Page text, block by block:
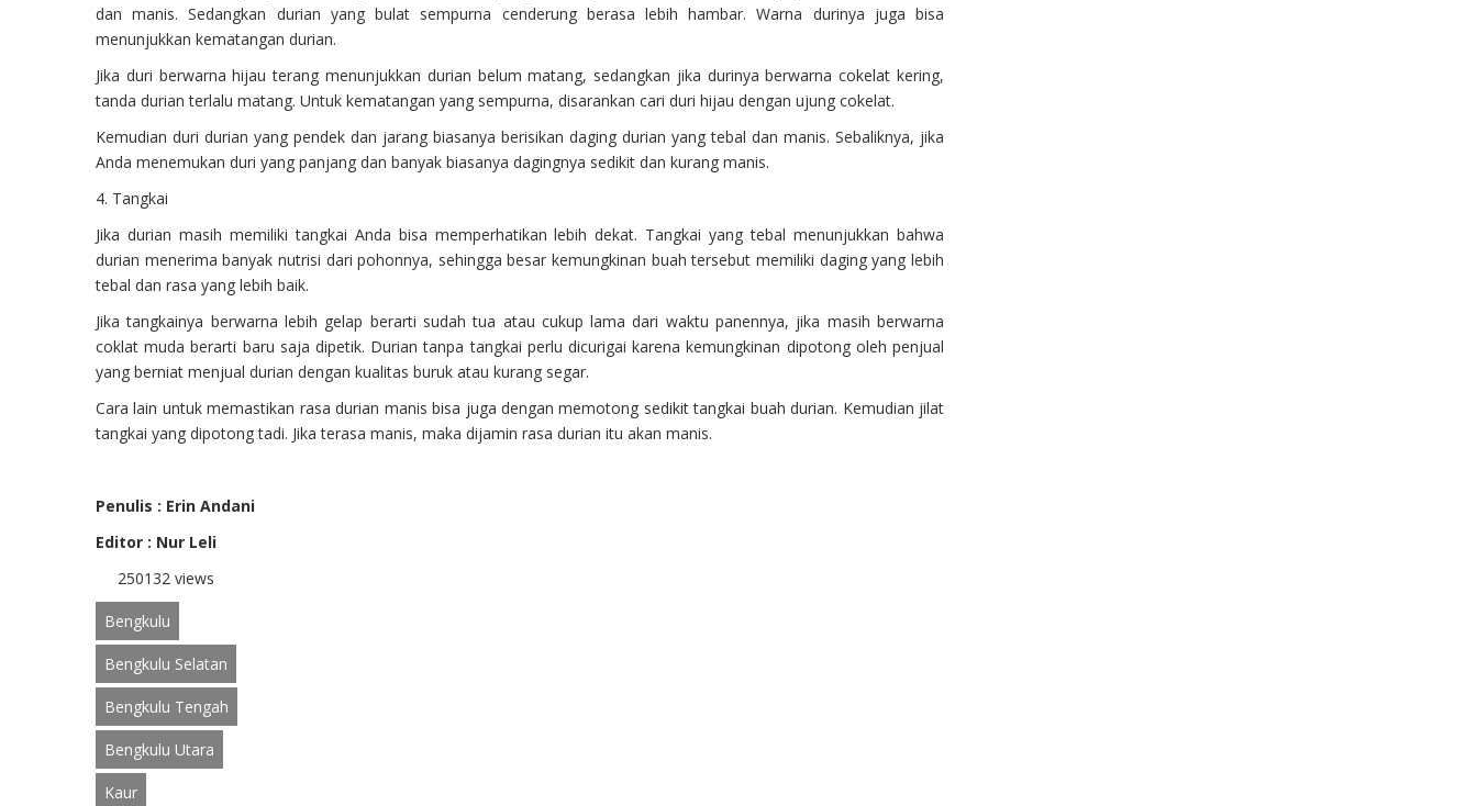
dan manis. Sedangkan durian yang bulat sempurna cenderung berasa lebih hambar. Warna durinya juga bisa
menunjukkan kematangan durian.
Jika duri berwarna hijau terang menunjukkan durian belum matang, sedangkan jika durinya berwarna cokelat kering,
tanda durian terlalu matang. Untuk kematangan yang sempurna, disarankan cari duri hijau dengan ujung cokelat.
Kemudian duri durian yang pendek dan jarang biasanya berisikan daging durian yang tebal dan manis. Sebaliknya, jika
Anda menemukan duri yang panjang dan banyak biasanya dagingnya sedikit dan kurang manis.
4. Tangkai
Jika durian masih memiliki tangkai Anda bisa memperhatikan lebih dekat. Tangkai yang tebal menunjukkan bahwa
durian menerima banyak nutrisi dari pohonnya, sehingga besar kemungkinan buah tersebut memiliki daging yang lebih
tebal dan rasa yang lebih baik.
Jika tangkainya berwarna lebih gelap berarti sudah tua atau cukup lama dari waktu panennya, jika masih berwarna
coklat muda berarti baru saja dipetik. Durian tanpa tangkai perlu dicurigai karena kemungkinan dipotong oleh penjual
yang berniat menjual durian dengan kualitas buruk atau kurang segar.
Cara lain untuk memastikan rasa durian manis bisa juga dengan memotong sedikit tangkai buah durian. Kemudian jilat
tangkai yang dipotong tadi. Jika terasa manis, maka dijamin rasa durian itu akan manis.
Penulis : Erin Andani
Editor : Nur Leli
250132 views
Bengkulu
Bengkulu Selatan
Bengkulu Tengah
Bengkulu Utara
Kaur